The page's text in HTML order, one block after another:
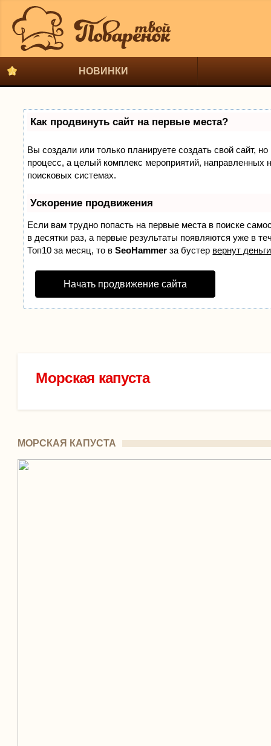
НОВИНКИ
Как продвинуть сайт на первые места?
Вы создали или только планируете создать свой сайт,
процесс, а целый комплекс мероприятий, направленных
поисковых системах.
Ускорение продвижения
Если вам трудно попасть на первые места в поиске
в десятки раз, а первые результаты появляются уже в
Топ10 за месяц, то вSeoHammer за бустер вернут
Начать продвижение сайта
Морская капуста
МОРСКАЯ КАПУСТА